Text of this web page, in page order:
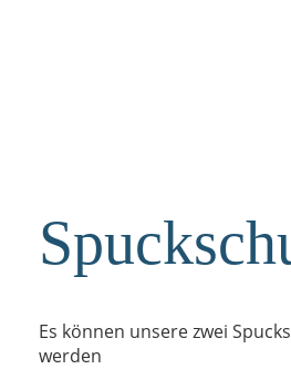
Es können unsere zwei
werden